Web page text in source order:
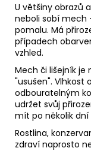
U většiny obrazů
neboli sobí mech
pomalu. Má
případech
vzhled.
Mech či lišejník je
"usušen". Vlhkost
odbouratelným
udržet svůj
mít po několik
Rostlina,
zdraví naprosto